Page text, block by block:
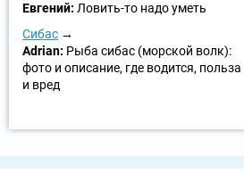
Евгений: Ловить-то надо уметь
Сибас
Adrian: Рыба сибас (морской волк):
фото и описание, где водится, польза
и вред